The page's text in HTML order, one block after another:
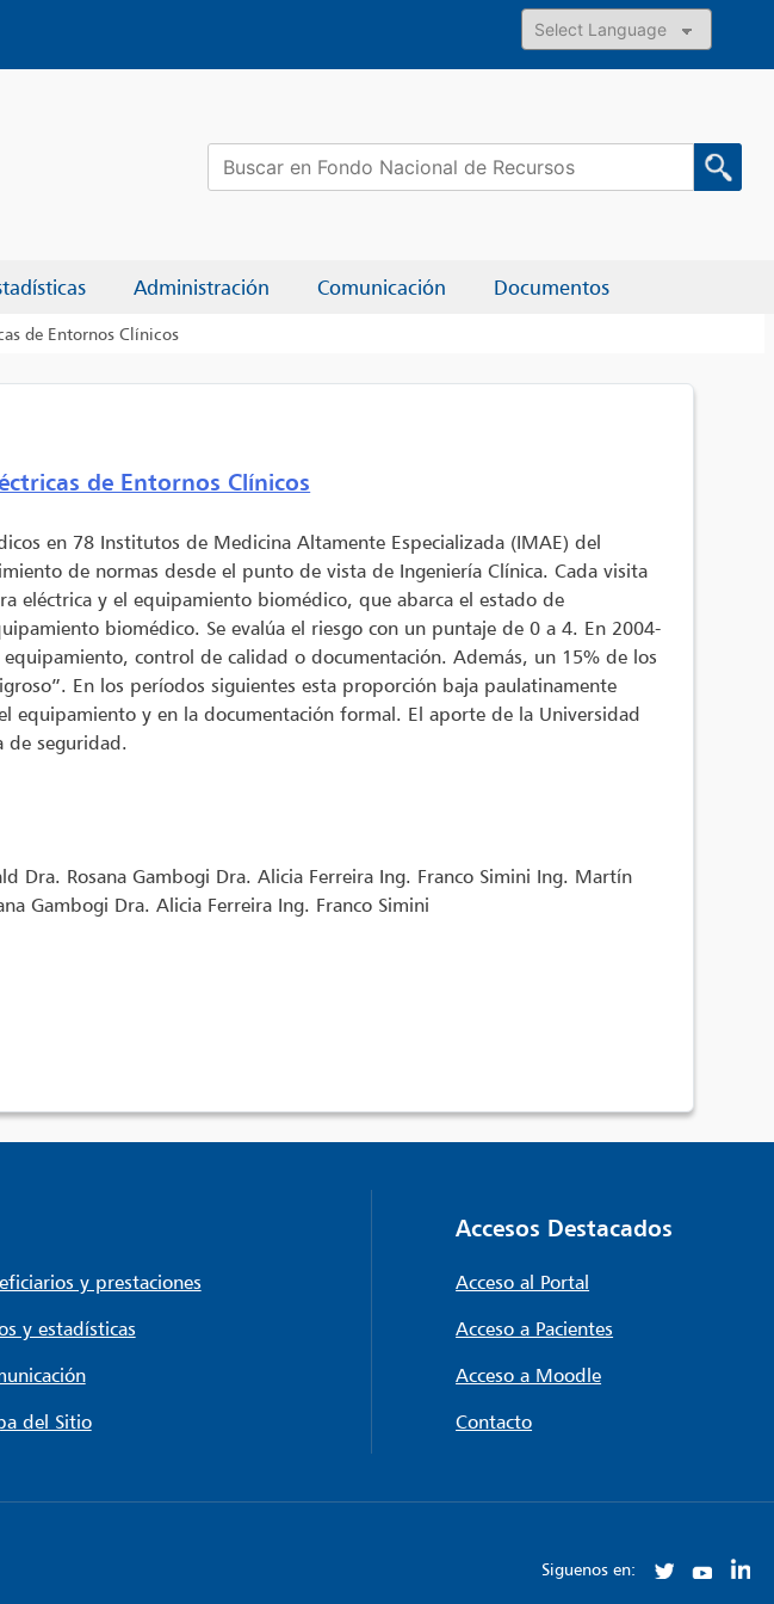
Powered by
Administración Comunicación Documentos
Buscar:
de Entornos Clínicos
de Entornos Clínicos
en 78 Institutos de Medicina Altamente Especializada (IMAE) del
de normas desde el punto de vista de Ingeniería Clínica. Cada visita
eléctrica y el equipamiento biomédico, que abarca el estado de
biomédico. Se evalúa el riesgo con un puntaje de 0 a 4. En 2004-
control de calidad o documentación. Además, un 15% de los
En los períodos siguientes esta proporción baja paulatinamente
y en la documentación formal. El aporte de la Universidad
de seguridad.
Dra. Rosana Gambogi Dra. Alicia Ferreira Ing. Franco Simini Ing. Martín
Gambogi Dra. Alicia Ferreira Ing. Franco Simini
y prestaciones
y estadísticas
del Sitio
Accesos Destacados
Acceso al Portal
Acceso a Pacientes
Acceso a Moodle
Contacto
Siguenos en: